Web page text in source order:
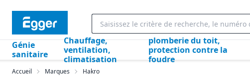
Génie
sanitaire
Chauffage,
ventilation,
climatisation
plomberie du toit,
protection contre la
foudre
Accueil Marques Hakro